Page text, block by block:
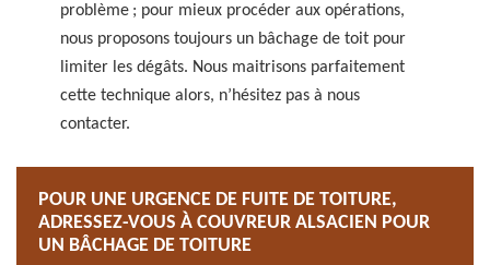
problème ; pour mieux procéder aux opérations,
nous proposons toujours un bâchage de toit pour
limiter les dégâts. Nous maitrisons parfaitement
cette technique alors, n’hésitez pas à nous
contacter.
POUR UNE URGENCE DE FUITE DE TOITURE,
ADRESSEZ-VOUS À COUVREUR ALSACIEN POUR
UN BÂCHAGE DE TOITURE